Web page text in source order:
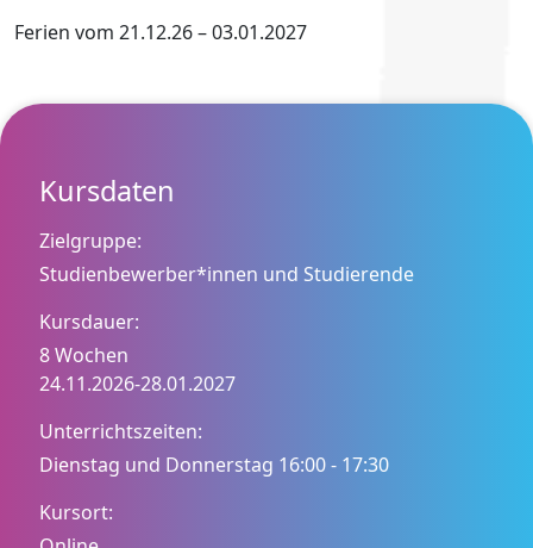
Ferien vom 21.12.26 – 03.01.2027
Kursdaten
Zielgruppe:
Studienbewerber*innen und Studierende
Kursdauer:
8 Wochen
24.11.2026-28.01.2027
Unterrichtszeiten:
Dienstag und Donnerstag 16:00 - 17:30
Kursort: